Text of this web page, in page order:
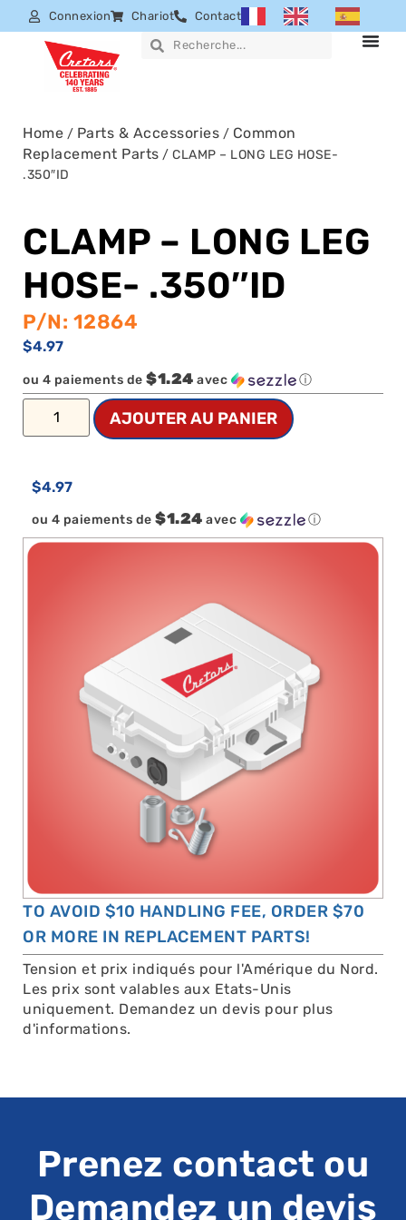
Connexion Chariot Contact
Home / Parts & Accessories / Common
Replacement Parts / CLAMP – LONG LEG HOSE-
.350″ID
TO AVOID $10 HANDLING FEE, ORDER $70
OR MORE IN REPLACEMENT PARTS!
Tension et prix indiqués pour l'Amérique du Nord.
Les prix sont valables aux Etats-Unis
uniquement. Demandez un devis pour plus
d'informations.
CLAMP – LONG LEG
HOSE- .350″ID
P/N: 12864
$4.97
ou 4 paiements de $1.24 avec ⓘ
AJOUTER AU PANIER
$4.97
ou 4 paiements de $1.24 avec ⓘ
Prenez contact ou
Demandez un devis